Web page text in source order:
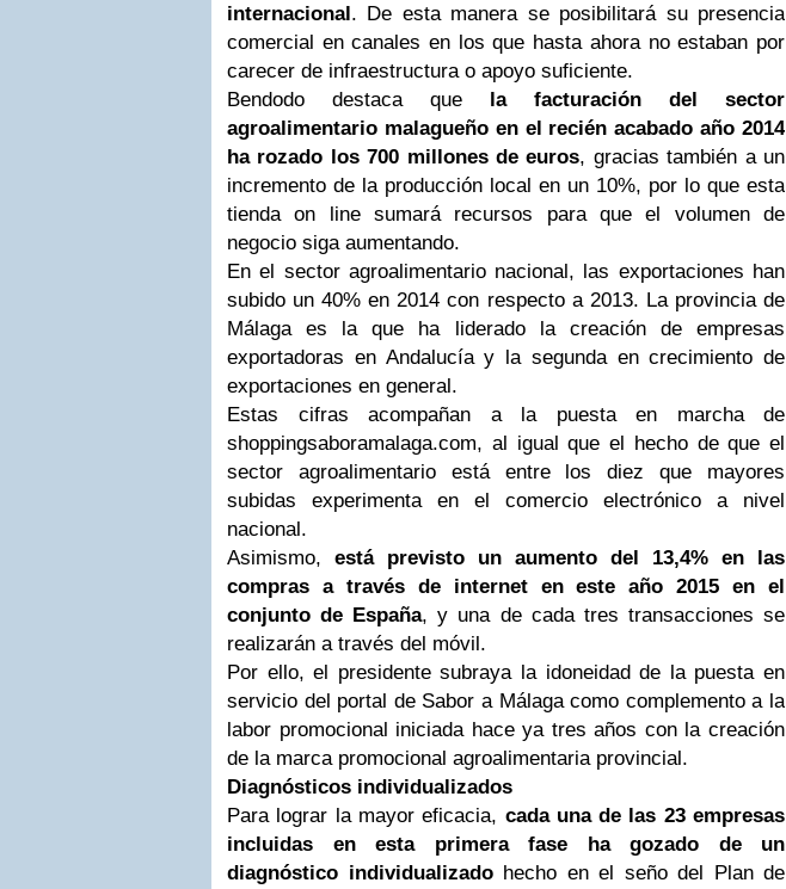
internacional. De esta manera se posibilitará su presencia
comercial en canales en los que hasta ahora no estaban por
carecer de infraestructura o apoyo suficiente.
Bendodo destaca que la facturación del sector
agroalimentario malagueño en el recién acabado año 2014
ha rozado los 700 millones de euros, gracias también a un
incremento de la producción local en un 10%, por lo que esta
tienda on line sumará recursos para que el volumen de
negocio siga aumentando.
En el sector agroalimentario nacional, las exportaciones han
subido un 40% en 2014 con respecto a 2013. La provincia de
Málaga es la que ha liderado la creación de empresas
exportadoras en Andalucía y la segunda en crecimiento de
exportaciones en general.
Estas cifras acompañan a la puesta en marcha de
shoppingsaboramalaga.com, al igual que el hecho de que el
sector agroalimentario está entre los diez que mayores
subidas experimenta en el comercio electrónico a nivel
nacional.
Asimismo, está previsto un aumento del 13,4% en las
compras a través de internet en este año 2015 en el
conjunto de España, y una de cada tres transacciones se
realizarán a través del móvil.
Por ello, el presidente subraya la idoneidad de la puesta en
servicio del portal de Sabor a Málaga como complemento a la
labor promocional iniciada hace ya tres años con la creación
de la marca promocional agroalimentaria provincial.
Diagnósticos individualizados
Para lograr la mayor eficacia, cada una de las 23 empresas
incluidas en esta primera fase ha gozado de un
diagnóstico individualizadohecho en el seño del Plan de